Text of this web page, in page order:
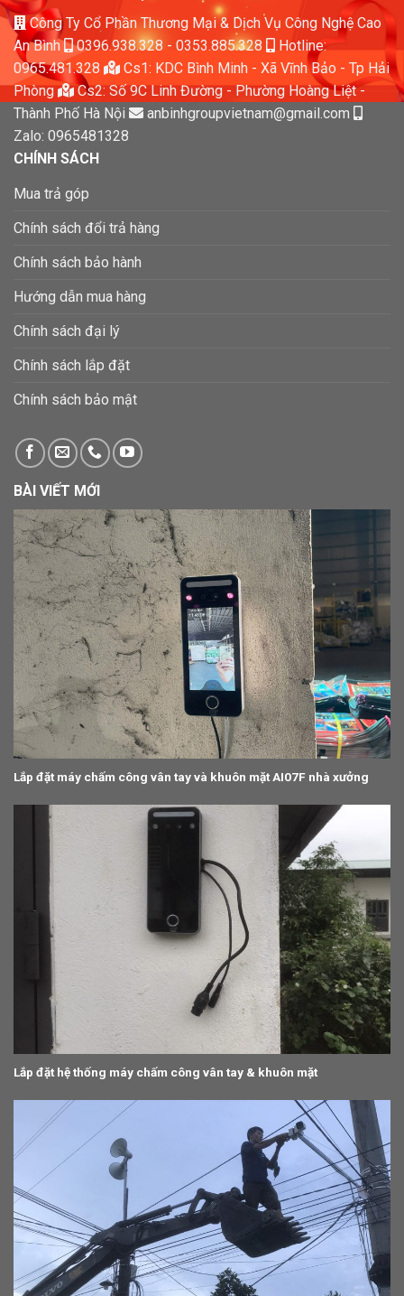
Công Ty Cổ Phần Thương Mại & Dịch Vụ Công Nghệ Cao
An Bình
0396.938.328 - 0353.885.328
Hotline:
0965.481.328
Cs1: KDC Bình Minh - Xã Vĩnh Bảo - Tp Hải
Phòng
Cs2: Số 9C Linh Đường - Phường Hoàng Liệt -
Thành Phố Hà Nội
anbinhgroupvietnam@gmail.com
Zalo: 0965481328
CHÍNH SÁCH
Mua trả góp
Chính sách đổi trả hàng
Chính sách bảo hành
Hướng dẫn mua hàng
Chính sách đại lý
Chính sách lắp đặt
Chính sách bảo mật
BÀI VIẾT MỚI
Lắp đặt máy chấm công vân tay và khuôn mặt AI07F nhà xưởng
Lắp đặt hệ thống máy chấm công vân tay & khuôn mặt